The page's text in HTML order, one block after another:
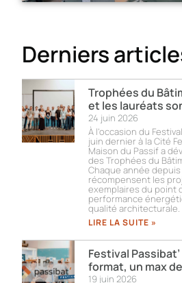
Derniers
Trophées du
et les lauréats
24 juin 2026
À l’occasion du
juin dernier à la Cité
Maison du Passif a
des Trophées du
Chaque année depuis
récompensent les
exemplaires du point
performance
qualité architecturale.
LIRE LA SUITE »
Festival
format, un max
19 juin 2026